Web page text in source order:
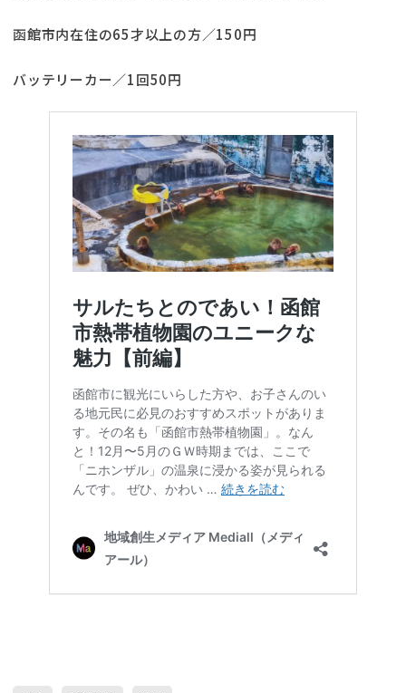
函館市内在住の65才以上の方／150円
バッテリーカー／1回50円